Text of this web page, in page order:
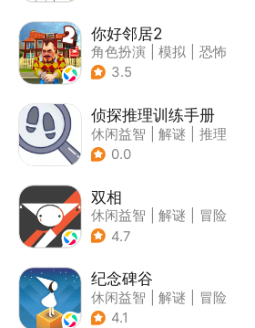
你好邻居2
角色扮演 模拟
恐怖
| 卡通
3.5
侦探推理训练手册
休闲益智 解谜
推理
| 文字游戏
0.0
双相
休闲益智 解谜
冒险
| 公益
4.7
纪念碑谷
休闲益智 解谜
冒险
| 治愈
4.1